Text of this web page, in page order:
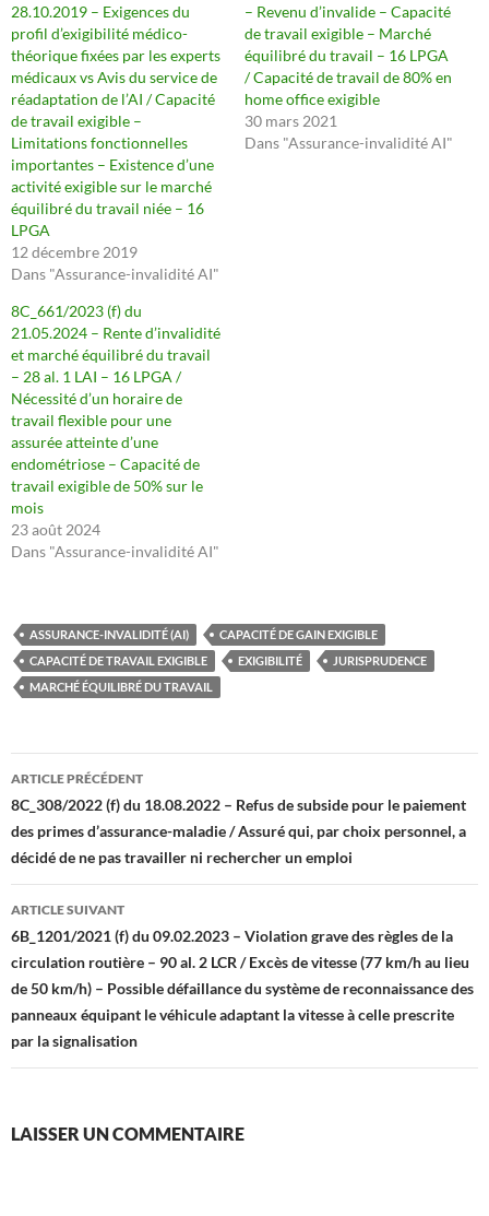
28.10.2019 – Exigences du
profil d’exigibilité médico-
théorique fixées par les experts
médicaux vs Avis du service de
réadaptation de l’AI / Capacité
de travail exigible –
Limitations fonctionnelles
importantes – Existence d’une
activité exigible sur le marché
équilibré du travail niée – 16
LPGA
12 décembre 2019
Dans "Assurance-invalidité AI"
– Revenu d’invalide – Capacité
de travail exigible – Marché
équilibré du travail – 16 LPGA
/ Capacité de travail de 80% en
home office exigible
30 mars 2021
Dans "Assurance-invalidité AI"
8C_661/2023 (f) du
21.05.2024 – Rente d’invalidité
et marché équilibré du travail
– 28 al. 1 LAI – 16 LPGA /
Nécessité d’un horaire de
travail flexible pour une
assurée atteinte d’une
endométriose – Capacité de
travail exigible de 50% sur le
mois
23 août 2024
Dans "Assurance-invalidité AI"
ASSURANCE-INVALIDITÉ (AI)
CAPACITÉ DE GAIN EXIGIBLE
CAPACITÉ DE TRAVAIL EXIGIBLE
EXIGIBILITÉ
JURISPRUDENCE
MARCHÉ ÉQUILIBRÉ DU TRAVAIL
Navigation
des
articles
ARTICLE PRÉCÉDENT
8C_308/2022 (f) du 18.08.2022 – Refus de subside pour le paiement
des primes d’assurance-maladie / Assuré qui, par choix personnel, a
décidé de ne pas travailler ni rechercher un emploi
ARTICLE SUIVANT
6B_1201/2021 (f) du 09.02.2023 – Violation grave des règles de la
circulation routière – 90 al. 2 LCR / Excès de vitesse (77 km/h au lieu
de 50 km/h) – Possible défaillance du système de reconnaissance des
panneaux équipant le véhicule adaptant la vitesse à celle prescrite
par la signalisation
LAISSER UN COMMENTAIRE